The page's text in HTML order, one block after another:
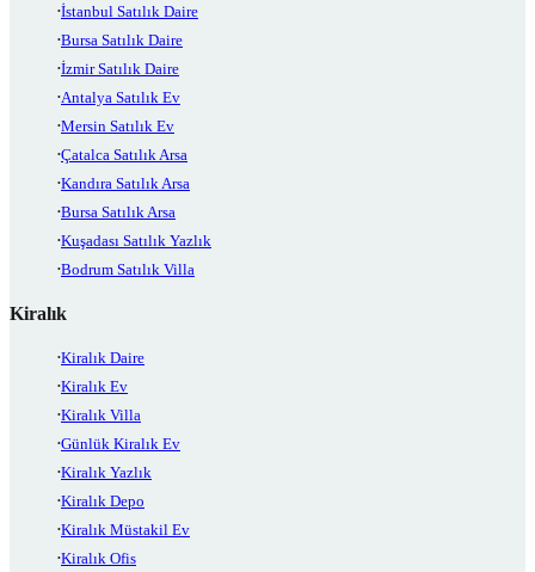
İstanbul Satılık Daire
Bursa Satılık Daire
İzmir Satılık Daire
Antalya Satılık Ev
Mersin Satılık Ev
Çatalca Satılık Arsa
Kandıra Satılık Arsa
Bursa Satılık Arsa
Kuşadası Satılık Yazlık
Bodrum Satılık Villa
Kiralık
Kiralık Daire
Kiralık Ev
Kiralık Villa
Günlük Kiralık Ev
Kiralık Yazlık
Kiralık Depo
Kiralık Müstakil Ev
Kiralık Ofis